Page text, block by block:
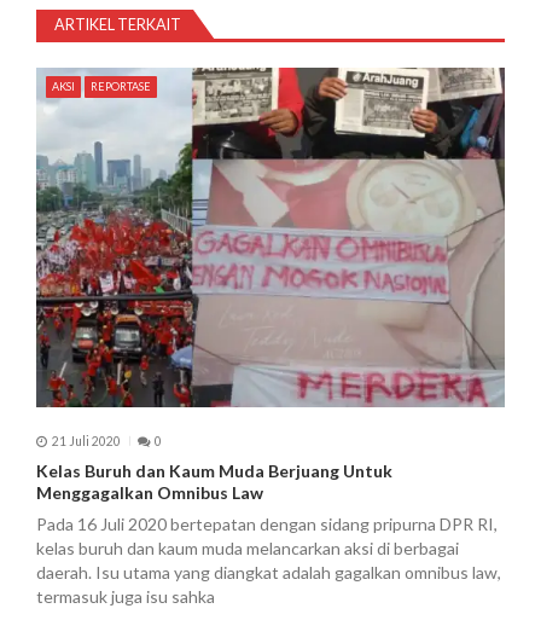
i
p
o
s
ARTIKEL TERKAIT
AKSI REPORTASE
21 Juli 2020 0
Kelas Buruh dan Kaum Muda Berjuang Untuk
Menggagalkan Omnibus Law
Pada 16 Juli 2020 bertepatan dengan sidang pripurna DPR RI,
kelas buruh dan kaum muda melancarkan aksi di berbagai
daerah. Isu utama yang diangkat adalah gagalkan omnibus law,
termasuk juga isu sahka